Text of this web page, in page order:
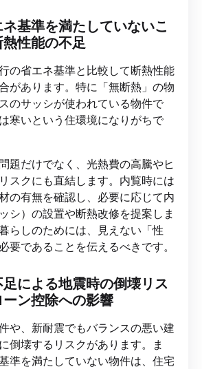
基準を満たしていないこ
性能の不足
の省エネ基準と比較して断熱性能
があります。特に「無断熱」の物
のサッシが使われている物件で
寒いという住環境になりがちで
題だけでなく、光熱費の高騰やヒ
スクにも直結します。内覧時には
の有無を確認し、必要に応じて内
シ）の設置や断熱改修を提案しま
らしのためには、見えない「性
要であることを伝えるべきです。
による地震時の倒壊リス
ン控除への影響
や、新耐震でもバランスの悪い建
倒壊するリスクがあります。ま
準を満たしていない物件は、住宅